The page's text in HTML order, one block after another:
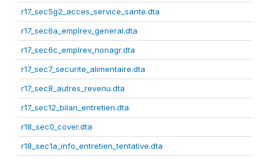
r17_sec5g2_acces_service_sante.dta
r17_sec6a_emplrev_general.dta
r17_sec6c_emplrev_nonagr.dta
r17_sec7_securite_alimentaire.dta
r17_sec8_autres_revenu.dta
r17_sec12_bilan_entretien.dta
r18_sec0_cover.dta
r18_sec1a_info_entretien_tentative.dta